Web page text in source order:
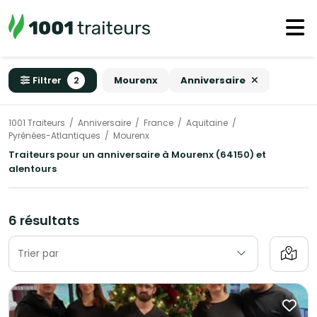
Filtrer 2 Mourenx Anniversaire
1001 Traiteurs Anniversaire France
Aquitaine
Pyrénées-Atlantiques
Mourenx
Traiteurs pour un anniversaire à Mourenx (64150) et
alentours
6 résultats
Trier par